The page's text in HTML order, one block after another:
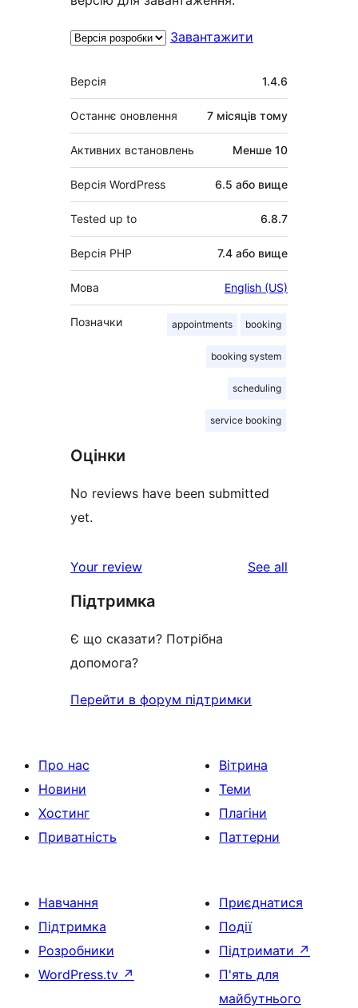
Завантажити
Мета
Версія 1.4.6
Останнє оновлення 7 місяців тому
Активних встановлень Менше 10
Версія WordPress 6.5 або вище
Tested up to 6.8.7
Версія PHP 7.4 або вище
Мова English (US)
Позначки appointments booking
booking system
scheduling
service booking
Оцінки
No reviews have been submitted
yet.
Your review See all
Підтримка
Є що сказати? Потрібна
допомога?
Перейти в форум підтримки
Про нас
Новини
Хостинг
Приватність
Вітрина
Теми
Плагіни
Паттерни
Навчання
Підтримка
Розробники
WordPress.tv ↗
Приєднатися
Події
Підтримати ↗
П'ять для
майбутнього